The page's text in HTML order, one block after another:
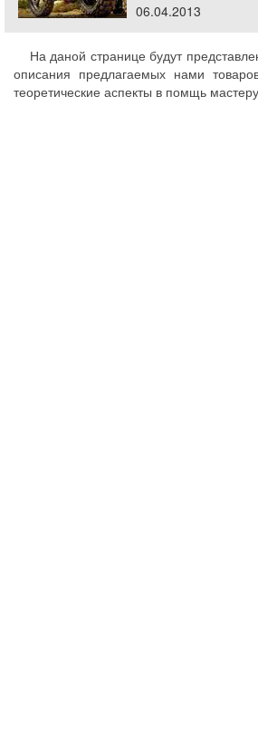
06.04.2013
На даной странице будут
описания предлагаемых нами
теоретические аспекты в помщь